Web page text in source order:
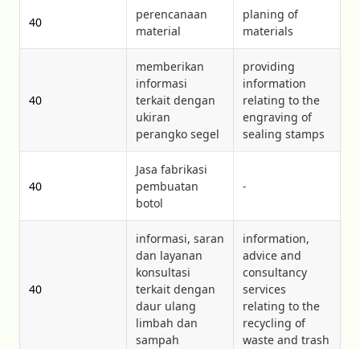
40
perencanaan
material
planing of
materials
40
memberikan
informasi
terkait dengan
ukiran
perangko segel
providing
information
relating to the
engraving of
sealing stamps
40
Jasa fabrikasi
pembuatan
botol
-
40
informasi, saran
dan layanan
konsultasi
terkait dengan
daur ulang
limbah dan
sampah
information,
advice and
consultancy
services
relating to the
recycling of
waste and trash